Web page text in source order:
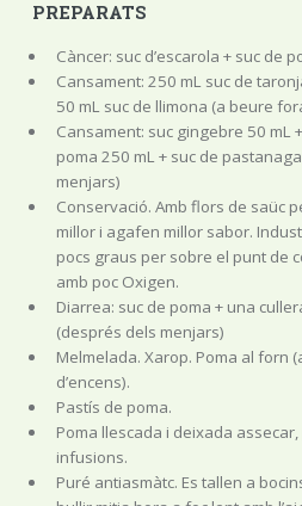
PREPARATS
Càncer: suc d’escarola + suc de
Cansament: 250 mL suc de
50 mL suc de llimona (a beure
Cansament: suc gingebre 50 mL
poma 250 mL + suc de
menjars)
Conservació. Amb flors de saüc
millor i agafen millor sabor.
pocs graus per sobre el punt de
amb poc Oxigen.
Diarrea: suc de poma + una
(després dels menjars)
Melmelada. Xarop. Poma al forn
d’encens).
Pastís de poma.
Poma llescada i deixada
infusions.
Puré antiasmàtc. Es tallen a